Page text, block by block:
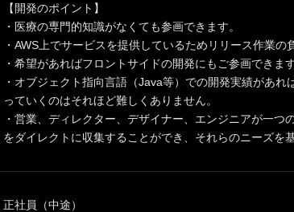
【開発のポイント】
・医療の専門的知識がなくても参画できます。
・AWS上でサービスを提供しているためリリース作業の
・希望があればフロントサイドの開発にもご参画できます
・オブジェクト指向言語（Java等）での開発実績があ
っていくのはそれほど難しくありません。
・営業、ディレクター、デザイナー、エンジニアが一
をダイレクトに収集することができ、それらのニーズを
正社員（中途）